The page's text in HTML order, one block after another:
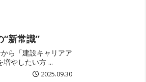
新常識”
ップシステム（CCUS）登録」を求められて困っている方 公共工事や大手ゼネコンとの取引を増やしたい方 ...
2025.09.30